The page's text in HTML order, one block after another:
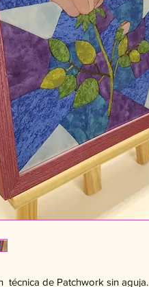
técnica de Patchwork sin aguja.